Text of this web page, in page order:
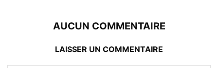
AUCUN COMMENTAIRE
LAISSER UN COMMENTAIRE